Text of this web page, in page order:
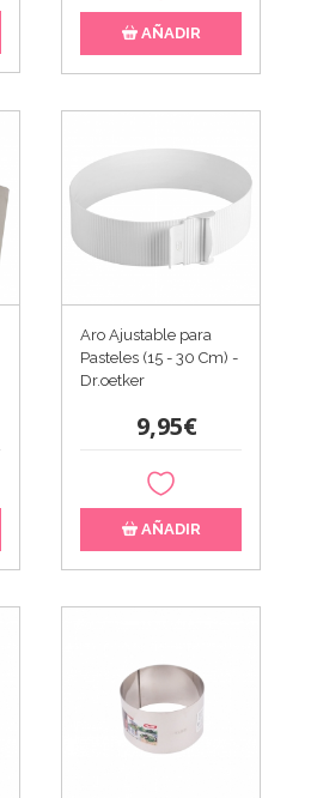
AÑADIR
Aro Ajustable para
Pasteles (15 - 30 Cm) -
Dr.oetker
9,95€
AÑADIR